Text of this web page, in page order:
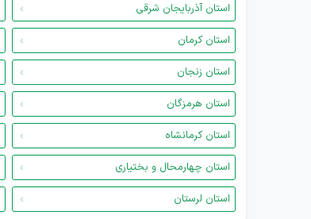
استان آذربایجان شرقی
استان کرمان
استان زنجان
استان هرمزگان
استان کرمانشاه
استان چهارمحال و بختیاری
استان لرستان